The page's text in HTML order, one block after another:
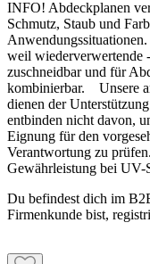
INFO! Abdeckplanen
Schmutz, Staub und
weil wiederverwertende
zuschneidbar und für
kombinierbar. Unsere
dienen der
entbinden nicht davon,
Eignung für den
Verantwortung zu
Gewährleistung bei UV-
Du befindest dich im
Firmenkunde bist,